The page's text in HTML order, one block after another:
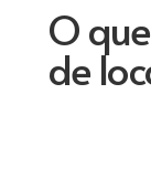
O
de